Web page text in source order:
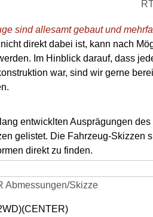
sind allesamt gebaut und
direkt dabei ist, kann nach
Im Hinblick darauf, dass
war, sind wir gerne
entwicklten Ausprägungen des
gelistet. Die Fahrzeug-Skizzen
direkt zu finden.
Abmessungen/Skizze